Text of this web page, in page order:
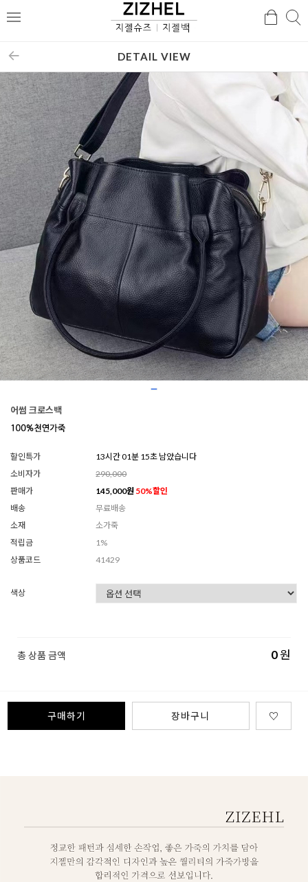
메
검
DETAIL VIEW
어썸 크로스백
할인특가
13시간 01분 12초 남았습니다
소비자가
290,000
판매가
145,000원 50%할인
배송
무료배송
소재
소가죽
적립금
1%
상품코드
41429
색상
총 상품 금액 0원
구매하기 장바구니 ♡